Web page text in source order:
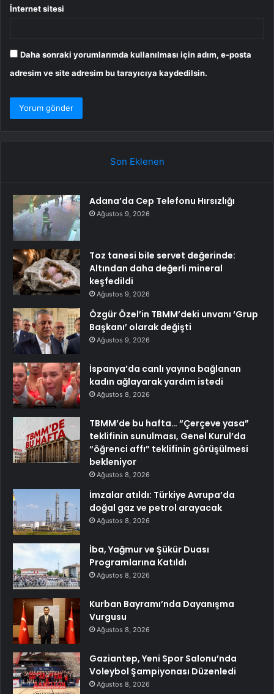
İnternet sitesi
Daha sonraki yorumlarımda kullanılması için adım, e-posta
adresim ve site adresim bu tarayıcıya kaydedilsin.
Son Eklenen
Adana’da Cep Telefonu Hırsızlığı
Ağustos 9, 2026
Toz tanesi bile servet değerinde:
Altından daha değerli mineral
keşfedildi
Ağustos 9, 2026
Özgür Özel’in TBMM’deki unvanı ‘Grup
Başkanı’ olarak değişti
Ağustos 9, 2026
İspanya’da canlı yayına bağlanan
kadın ağlayarak yardım istedi
Ağustos 8, 2026
TBMM’de bu hafta… “Çerçeve yasa”
teklifinin sunulması, Genel Kurul’da
“öğrenci affı” teklifinin görüşülmesi
bekleniyor
Ağustos 8, 2026
İmzalar atıldı: Türkiye Avrupa’da
doğal gaz ve petrol arayacak
Ağustos 8, 2026
İba, Yağmur ve Şükür Duası
Programlarına Katıldı
Ağustos 8, 2026
Kurban Bayramı’nda Dayanışma
Vurgusu
Ağustos 8, 2026
Gaziantep, Yeni Spor Salonu’nda
Voleybol Şampiyonası Düzenledi
Ağustos 8, 2026